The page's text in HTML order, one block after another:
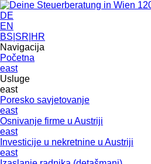
DE
EN
BS|SR|HR
Navigacija
Početna
east
Usluge
east
Poresko savjetovanje
east
Osnivanje firme u Austriji
east
Investicije u nekretnine u Austriji
east